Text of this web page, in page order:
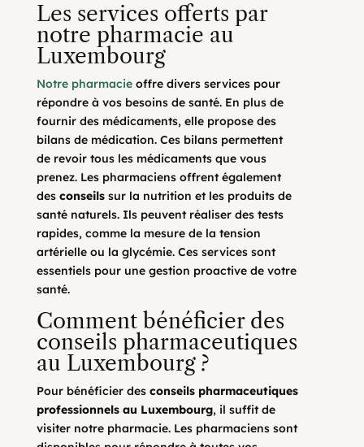
Les services offerts par
notre pharmacie au
Luxembourg
Notre pharmacieoffre divers services pour
répondre à vos besoins de santé. En plus de
fournir des médicaments, elle propose des
bilans de médication. Ces bilans permettent
de revoir tous les médicaments que vous
prenez. Les pharmaciens offrent également
des conseilssur la nutrition et les produits de
santé naturels. Ils peuvent réaliser des tests
rapides, comme la mesure de la tension
artérielle ou la glycémie. Ces services sont
essentiels pour une gestion proactive de votre
santé.
Comment bénéficier des
conseils pharmaceutiques
au Luxembourg ?
Pour bénéficier des conseils pharmaceutiques
professionnels au Luxembourg, il suffit de
visiter notre pharmacie. Les pharmaciens sont